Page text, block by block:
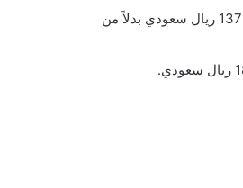
يتوفر في لولو هايبر ماركت وايت ويستنج هاوس مكيف هواء شباك بسعة 1.5 طن بارد بسعر 1379 ريال سعودي بدلاً من